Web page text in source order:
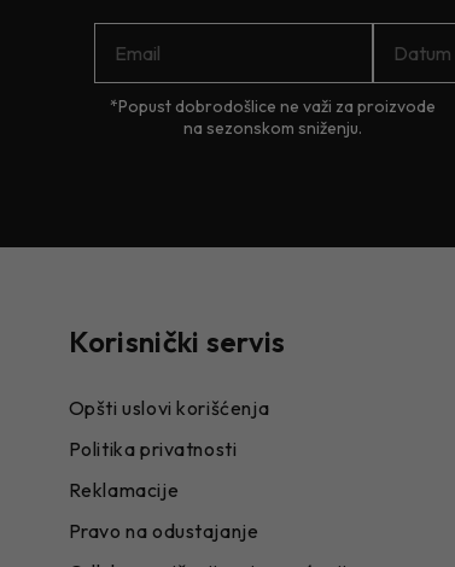
*Popust dobrodošlice ne važi za proizvode
na sezonskom sniženju.
Korisnički servis
Opšti uslovi korišćenja
Politika privatnosti
Reklamacije
Pravo na odustajanje